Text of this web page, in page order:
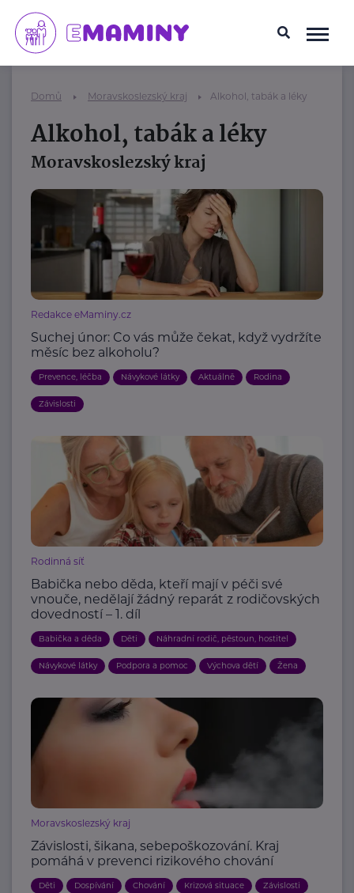
Domů Moravskoslezský kraj Alkohol, tabák a léky
Alkohol, tabák a léky
Moravskoslezský kraj
Redakce eMaminy.cz
Suchej únor: Co vás může čekat, když vydržíte
měsíc bez alkoholu?
Prevence, léčba Návykové látky Aktuálně Rodina
Závislosti
Rodinná síť
Babička nebo děda, kteří mají v péči své
vnouče, nedělají žádný reparát z rodičovských
dovedností – 1. díl
Babička a děda Děti Náhradní rodič, pěstoun, hostitel
Návykové látky Podpora a pomoc Výchova dětí Žena
Moravskoslezský kraj
Závislosti, šikana, sebepoškozování. Kraj
pomáhá v prevenci rizikového chování
Děti Dospívání Chování Krizová situace Závislosti